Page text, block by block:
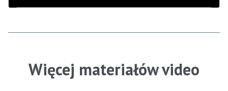
Więcej materiałów video